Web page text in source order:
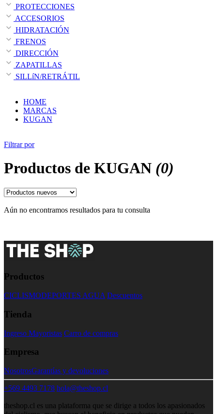
PROTECCIONES
ACCESORIOS
HIDRATACIÓN
FRENOS
DIRECCIÓN
ZAPATILLAS
SILLíN/RETRÁTIL
HOME
MARCAS
KUGAN
Filtrar por
Productos de KUGAN (0)
Aún no encontramos resultados para tu consulta
Productos
CICLISMODEPORTES AGUA Descuentos
Tienda
Ingreso Mayoristas Carro de compras
Empresa
NosotrosGarantías y devoluciones
+569 4493 7178 hola@theshop.cl
theshop.cl es una plataforma que se dirige a todos los apasionados